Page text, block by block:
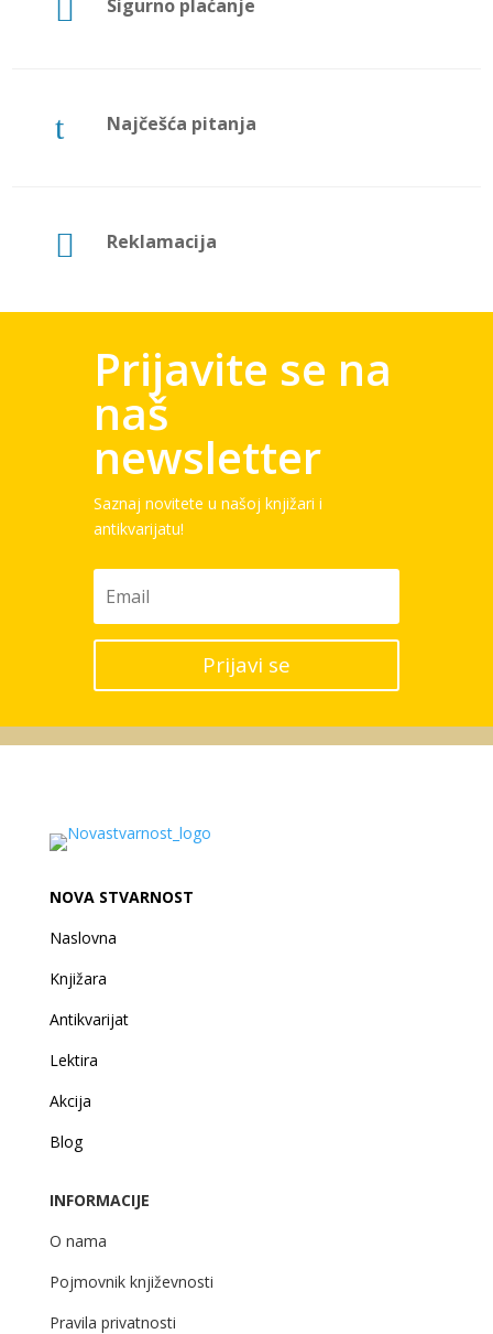
Sigurno plaćanje
t Najčešća pitanja
 Reklamacija
Prijavite se na
naš
newsletter
Saznaj novitete u našoj knjižari i
antikvarijatu!
Prijavi se
NOVA STVARNOST
Naslovna
Knjižara
Antikvarijat
Lektira
Akcija
Blog
INFORMACIJE
O nama
Pojmovnik književnosti
Pravila privatnosti